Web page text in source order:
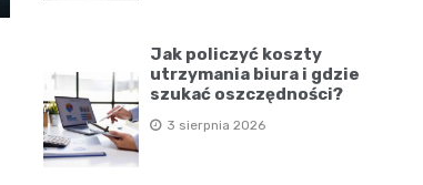
Jak policzyć koszty
utrzymania biura i gdzie
szukać oszczędności?
3 sierpnia 2026